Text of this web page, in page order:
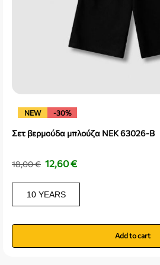
NEW -30%
Σετ βερμούδα μπλούζα NEK 63026-B
18,00€ 12,60€
10 YEARS
Add to cart